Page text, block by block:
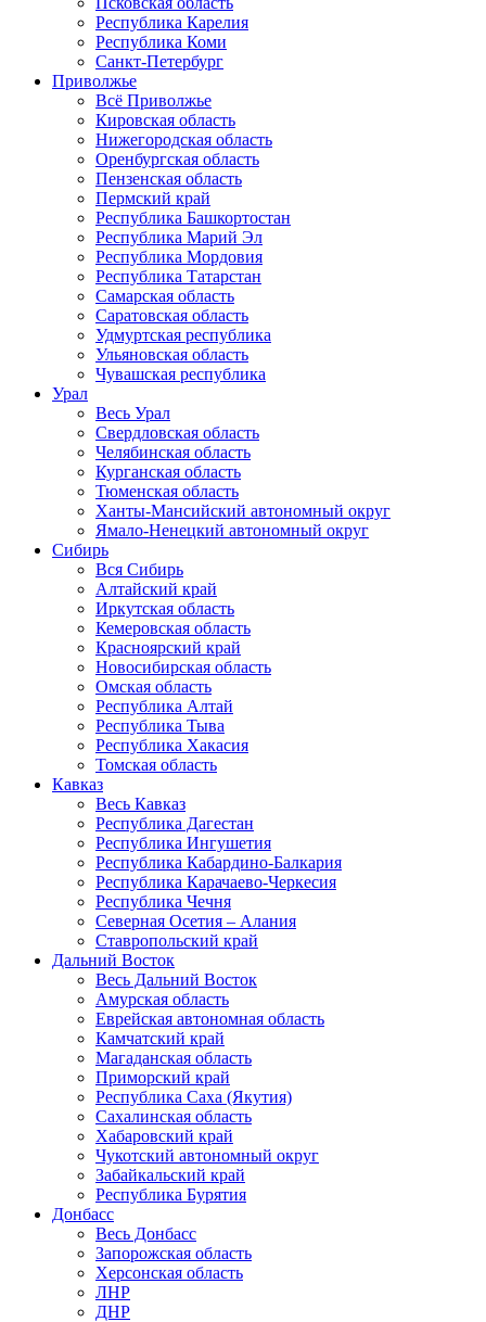
Республика Карелия
Республика Коми
Санкт-Петербург
Приволжье
Всё Приволжье
Кировская область
Нижегородская область
Оренбургская область
Пензенская область
Пермский край
Республика Башкортостан
Республика Марий Эл
Республика Мордовия
Республика Татарстан
Самарская область
Саратовская область
Удмуртская республика
Ульяновская область
Чувашская республика
Урал
Весь Урал
Свердловская область
Челябинская область
Курганская область
Тюменская область
Ханты-Мансийский автономный округ
Ямало-Ненецкий автономный округ
Сибирь
Вся Сибирь
Алтайский край
Иркутская область
Кемеровская область
Красноярский край
Новосибирская область
Омская область
Республика Алтай
Республика Тыва
Республика Хакасия
Томская область
Кавказ
Весь Кавказ
Республика Дагестан
Республика Ингушетия
Республика Кабардино-Балкария
Республика Карачаево-Черкесия
Республика Чечня
Северная Осетия – Алания
Ставропольский край
Дальний Восток
Весь Дальний Восток
Амурская область
Еврейская автономная область
Камчатский край
Магаданская область
Приморский край
Республика Саха (Якутия)
Сахалинская область
Хабаровский край
Чукотский автономный округ
Забайкальский край
Республика Бурятия
Донбасс
Весь Донбасс
Запорожская область
Херсонская область
ЛНР
ДНР